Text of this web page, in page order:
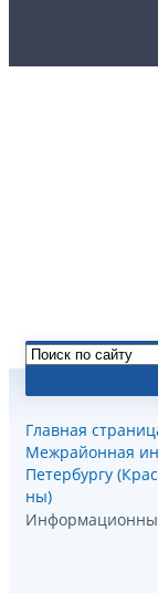
Главная
Межрайонная
Петербургу
ны)